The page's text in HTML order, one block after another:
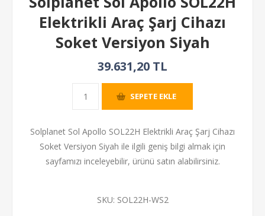
Elektrikli Araç Şarj Cihazı
Soket Versiyon Siyah
39.631,20 TL
SEPETE EKLE
Solplanet Sol Apollo SOL22H Elektrikli Araç Şarj Cihazı
Soket Versiyon Siyah ile ilgili geniş bilgi almak için
sayfamızı inceleyebilir, ürünü satın alabilirsiniz.
SKU: SOL22H-WS2